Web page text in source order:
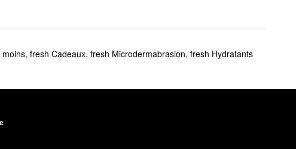
, fresh Cadeaux, fresh Microdermabrasion, fresh Hydratants